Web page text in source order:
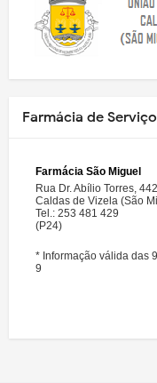
Farmácia de Serviço